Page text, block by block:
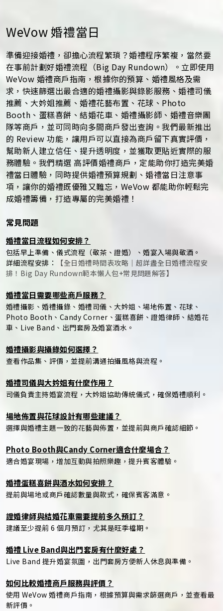
WeVow 婚禮當日
準備迎接婚禮，卻擔心流程繁瑣？婚禮程序繁複，當然要
在事前計劃好婚禮流程（Big Day Rundown）。立即使用
WeVow 婚禮商戶指南，根據你的預算、婚禮風格及需
求，快速篩選出最合適的婚禮攝影與錄影服務、婚禮司儀
推薦、大妗姐推薦、婚禮花藝布置、花球、Photo
Booth、蛋糕喜餅、結婚花車、婚禮攝影師、婚禮音樂團
隊等商戶，並可同時向多間商戶發出查詢。我們最新推出
的 Review 功能，讓用戶可以直接為商戶留下真實評價，
幫助新人建立信任、提升透明度，並獲取更貼近實際的服
務體驗。我們精選 高評價婚禮商戶，定能助你打造完美婚
禮當日體驗，同時提供婚禮預算規劃、婚禮當日注意事
項，讓你的婚禮既優雅又難忘，WeVow 都能助你輕鬆完
成婚禮籌備，打造專屬的完美婚禮！
常見問題
婚禮當日流程如何安排？
包括早上準備、儀式流程（敬茶、證婚）、婚宴入場與敬酒。
詳細流程安排：
【全日婚禮時間表攻略｜超詳盡全日婚禮流程安
排！Big Day Rundown範本懶人包+常見問題解答】
婚禮當日需要哪些商戶服務？
婚禮攝影、婚禮攝錄、婚禮司儀、大妗姐、場地佈置、花球、
Photo Booth、Candy Corner、蛋糕喜餅、證婚律師、結婚花
車、Live Band、出門套房及婚宴酒水。
婚禮攝影與攝錄如何選擇？
查看作品集、評價，並提前溝通拍攝風格與流程。
婚禮司儀與大妗姐有什麼作用？
司儀負責主持婚宴流程，大妗姐協助傳統儀式，確保婚禮順利。
場地佈置與花球設計有哪些建議？
選擇與婚禮主題一致的花藝與佈置，並提前與商戶確認細節。
Photo Booth與Candy Corner適合什麼場合？
適合婚宴現場，增加互動與拍照樂趣，提升賓客體驗。
婚禮蛋糕喜餅與酒水如何安排？
提前與場地或商戶確認數量與款式，確保賓客滿意。
證婚律師與結婚花車需要提前多久預訂？
建議至少提前 6 個月預訂，尤其是旺季檔期。
婚禮 Live Band與出門套房有什麼好處？
Live Band 提升婚宴氛圍，出門套房方便新人休息與準備。
如何比較婚禮商戶服務與評價？
使用 WeVow 婚禮商戶指南，根據預算與需求篩選商戶，並查看最
新評價。